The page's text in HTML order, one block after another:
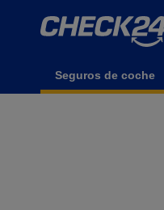
Seguros de coche